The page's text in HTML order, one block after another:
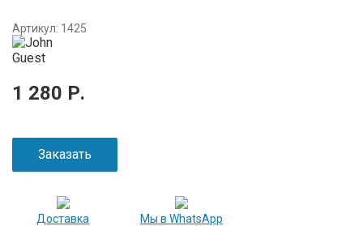
Артикул: 1425
1 280 Р.
Заказать
Доставка Мы в WhatsApp